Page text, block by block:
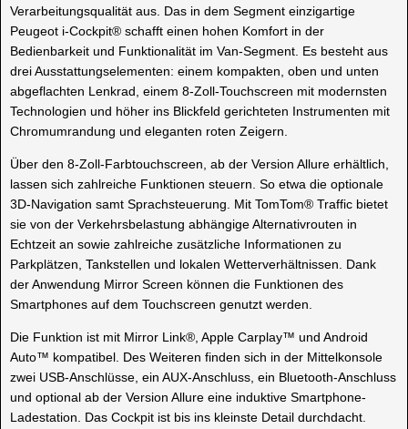
Verarbeitungsqualität aus. Das in dem Segment einzigartige
Peugeot i-Cockpit® schafft einen hohen Komfort in der
Bedienbarkeit und Funktionalität im Van-Segment. Es besteht aus
drei Ausstattungselementen: einem kompakten, oben und unten
abgeflachten Lenkrad, einem 8-Zoll-Touchscreen mit modernsten
Technologien und höher ins Blickfeld gerichteten Instrumenten mit
Chromumrandung und eleganten roten Zeigern.
Über den 8-Zoll-Farbtouchscreen, ab der Version Allure erhältlich,
lassen sich zahlreiche Funktionen steuern. So etwa die optionale
3D-Navigation samt Sprachsteuerung. Mit TomTom® Traffic bietet
sie von der Verkehrsbelastung abhängige Alternativrouten in
Echtzeit an sowie zahlreiche zusätzliche Informationen zu
Parkplätzen, Tankstellen und lokalen Wetterverhältnissen. Dank
der Anwendung Mirror Screen können die Funktionen des
Smartphones auf dem Touchscreen genutzt werden.
Die Funktion ist mit Mirror Link®, Apple Carplay™ und Android
Auto™ kompatibel. Des Weiteren finden sich in der Mittelkonsole
zwei USB-Anschlüsse, ein AUX-Anschluss, ein Bluetooth-Anschluss
und optional ab der Version Allure eine induktive Smartphone-
Ladestation. Das Cockpit ist bis ins kleinste Detail durchdacht.